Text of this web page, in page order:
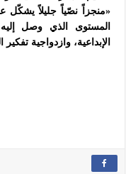
«منجزاً نصّياً جليلاً يشكّل
المستوى الذي وصل
الإبداعية، وازدواجية